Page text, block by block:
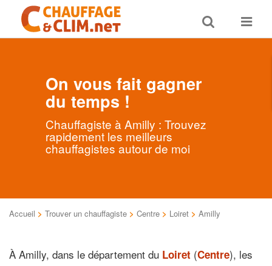
Toggle
search
Toggle
On vous fait gagner
du temps !
Chauffagiste à Amilly : Trouvez
rapidement les meilleurs
chauffagistes autour de moi
Accueil > Trouver un chauffagiste > Centre > Loiret > Amilly
À Amilly, dans le département du Loiret (Centre), les